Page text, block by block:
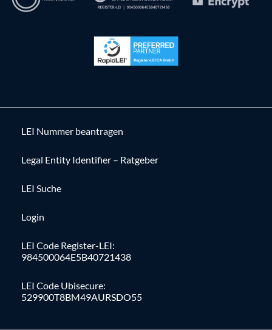
LEI Nummer beantragen
Legal Entity Identifier – Ratgeber
LEI Suche
Login
LEI Code Register-LEI:
984500064E5B40721438
LEI Code Ubisecure:
529900T8BM49AURSDO55